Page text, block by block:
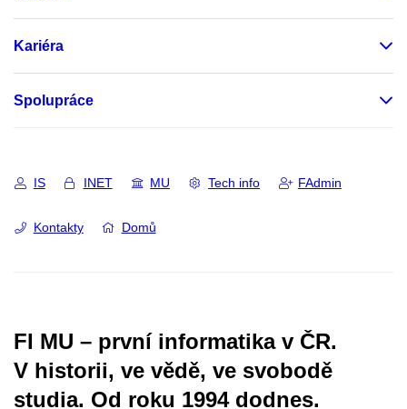
Kariéra
Spolupráce
IS INET MU Tech info FAdmin
Kontakty Domů
FI MU – první informatika v ČR.
V historii, ve vědě, ve svobodě
studia. Od roku 1994 dodnes.